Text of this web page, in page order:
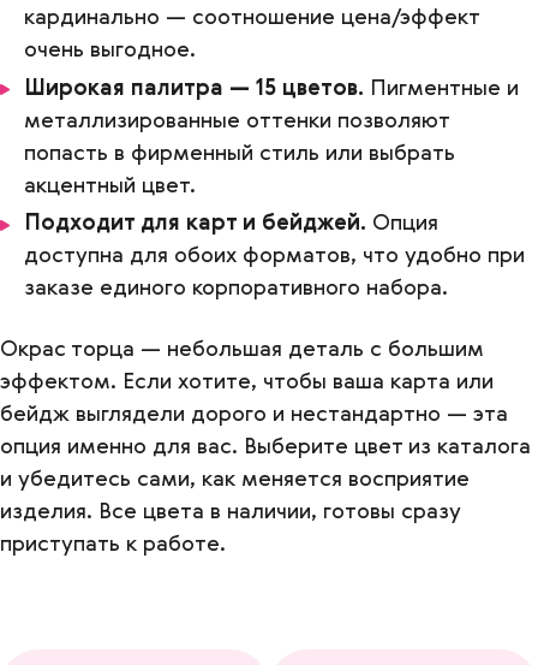
кардинально — соотношение цена/эффект
очень выгодное.
Широкая палитра — 15 цветов. Пигментные и
металлизированные оттенки позволяют
попасть в фирменный стиль или выбрать
акцентный цвет.
Подходит для карт и бейджей. Опция
доступна для обоих форматов, что удобно при
заказе единого корпоративного набора.
Окрас торца — небольшая деталь с большим
эффектом. Если хотите, чтобы ваша карта или
бейдж выглядели дорого и нестандартно — эта
опция именно для вас. Выберите цвет из каталога
и убедитесь сами, как меняется восприятие
изделия. Все цвета в наличии, готовы сразу
приступать к работе.